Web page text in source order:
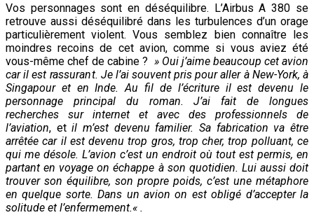
Vos personnages sont en déséquilibre. L’Airbus A 380 se
retrouve aussi déséquilibré dans les turbulences d’un orage
particulièrement violent. Vous semblez bien connaître les
moindres recoins de cet avion, comme si vous aviez été
vous-même chef de cabine ? » Oui j’aime beaucoup cet avion
car il est rassurant. Je l’ai souvent pris pour aller à New-York, à
Singapour et en Inde. Au fil de l’écriture il est devenu le
personnage principal du roman. J’ai fait de longues
recherches sur internet et avec des professionnels de
l’aviation, etil m’est devenu familier. Sa fabrication va être
arrêtée car il est devenu trop gros, trop cher, trop polluant, ce
qui me désole. L’avion c’est un endroit où tout est permis, en
partant en voyage on échappe à son quotidien. Lui aussi doit
trouver son équilibre, son propre poids, c’est une métaphore
en quelque sorte.Dans un avion on est obligé d’accepter la
solitude et l’enfermement.« .